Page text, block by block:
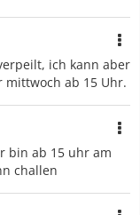
ich kann aber
mittwoch ab 15 Uhr.
bin ab 15 uhr am
challen